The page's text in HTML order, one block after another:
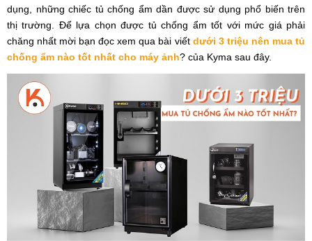
dụng, những chiếc tủ chống ẩm dần được sử dụng phổ biến trên
thị trường. Để lựa chọn được tủ chống ẩm tốt với mức giá phải
chăng nhất mời bạn đọc xem qua bài viết dưới 3 triệu nên mua tủ
chống ẩm nào tốt nhất cho máy ảnh? của Kyma sau đây.